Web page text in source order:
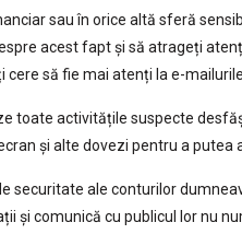
sau în orice altă sferă
acest fapt și să atrageți
cere să fie mai atenți la e-
toate activitățile suspecte
și alte dovezi pentru a putea
securitate ale conturilor
și comunică cu publicul lor nu